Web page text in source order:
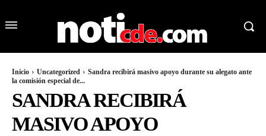
Inicio Uncategorized
Sandra recibirá masivo apoyo durante su alegato ante
la comisión especial de...
SANDRA RECIBIRÁ
MASIVO APOYO